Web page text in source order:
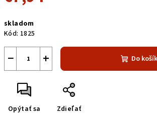
cena:
skladom
Kód: 1825
+
− Do
Opýtať sa Zdieľať